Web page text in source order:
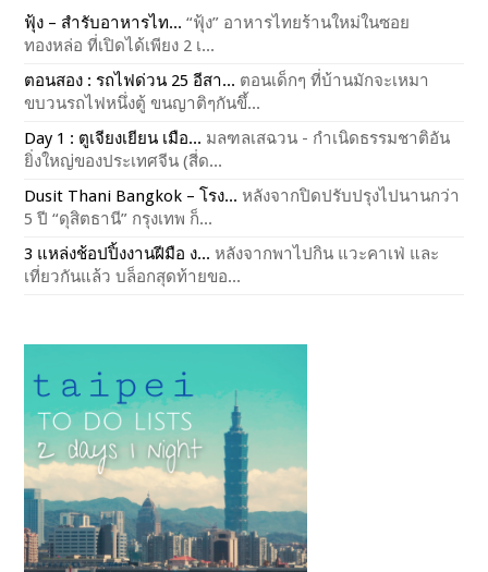
ฟุ้ง – สำรับอาหารไท... “ฟุ้ง” อาหารไทยร้านใหม่ในซอย
ทองหล่อ ที่เปิดได้เพียง 2 เ...
ตอนสอง : รถไฟด่วน 25 อีสา... ตอนเด็กๆ ที่บ้านมักจะเหมา
ขบวนรถไฟหนึ่งตู้ ขนญาติๆกันขึ้...
Day 1 : ตูเจียงเยียน เมือ... มลฑลเสฉวน - กำเนิดธรรมชาติอัน
ยิ่งใหญ่ของประเทศจีน (สี่ด...
Dusit Thani Bangkok – โรง... หลังจากปิดปรับปรุงไปนานกว่า
5 ปี “ดุสิตธานี” กรุงเทพ ก็...
3 แหล่งช้อปปิ้งงานฝีมือ ง... หลังจากพาไปกิน แวะคาเฟ่ และ
เที่ยวกันแล้ว บล็อกสุดท้ายขอ...